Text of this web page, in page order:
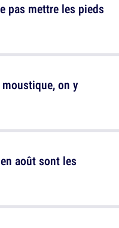
on y
pas mettre les pieds
août sont les